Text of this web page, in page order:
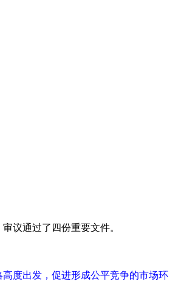
审议通过了四份重要文件。
度出发，促进形成公平竞争的市场环